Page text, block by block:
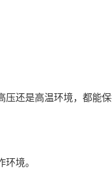
还是高温环境，都能保
境。